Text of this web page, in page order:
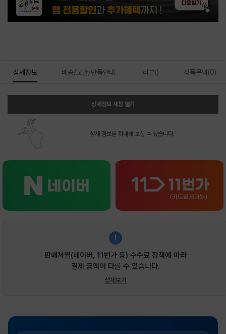
상세정보 배송/교환/반품안내 리뷰() 상품문의(0)
상세정보 새창 열기
상세 정보를 확대해 보실 수 있습니다.
!
판매처별(네이버, 11번가 등) 수수료 정책에 따라
결제 금액이 다를 수 있습니다.
상세보기